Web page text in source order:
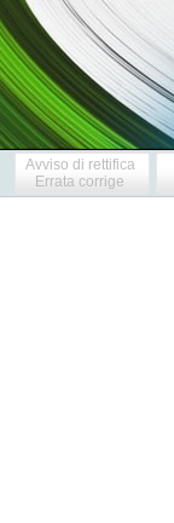
Avviso di rettifica
Errata corrige